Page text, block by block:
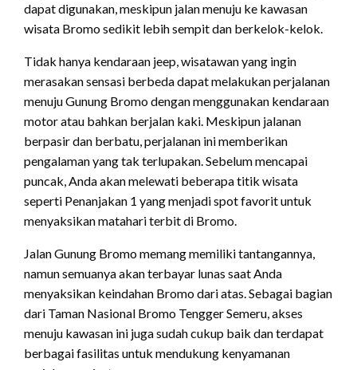
dapat digunakan, meskipun jalan menuju ke kawasan
wisata Bromo sedikit lebih sempit dan berkelok-kelok.
Tidak hanya kendaraan jeep, wisatawan yang ingin
merasakan sensasi berbeda dapat melakukan perjalanan
menuju Gunung Bromo dengan menggunakan kendaraan
motor atau bahkan berjalan kaki. Meskipun jalanan
berpasir dan berbatu, perjalanan ini memberikan
pengalaman yang tak terlupakan. Sebelum mencapai
puncak, Anda akan melewati beberapa titik wisata
seperti Penanjakan 1 yang menjadi spot favorit untuk
menyaksikan matahari terbit di Bromo.
Jalan Gunung Bromo memang memiliki tantangannya,
namun semuanya akan terbayar lunas saat Anda
menyaksikan keindahan Bromo dari atas. Sebagai bagian
dari Taman Nasional Bromo Tengger Semeru, akses
menuju kawasan ini juga sudah cukup baik dan terdapat
berbagai fasilitas untuk mendukung kenyamanan